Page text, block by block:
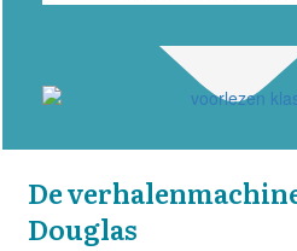
De
Douglas